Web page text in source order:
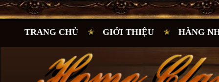
TRANG CHỦ GIỚI THIỆU HÀNG